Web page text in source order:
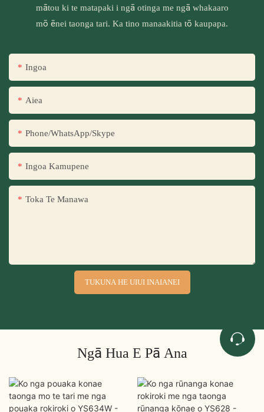
mātou ki te matapaki i ngā otinga me ngā whakaaro
mō ēnei taonga tari. Ka tino manaakitia tō kaupapa.
Ingoa
Aiea
Phone/WhatsApp/Skype
Ingoa Kamupene
Toka Te Manawa
TUKUNA HE UIUI INAIANEI
Ngā Hua E Pā Ana